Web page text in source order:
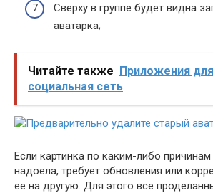
Сверху в группе будет видна
аватарка;
Читайте также Приложения
социальная сеть
Если картинка по каким-либо
надоела, требует обновления или
ее на другую. Для этого все